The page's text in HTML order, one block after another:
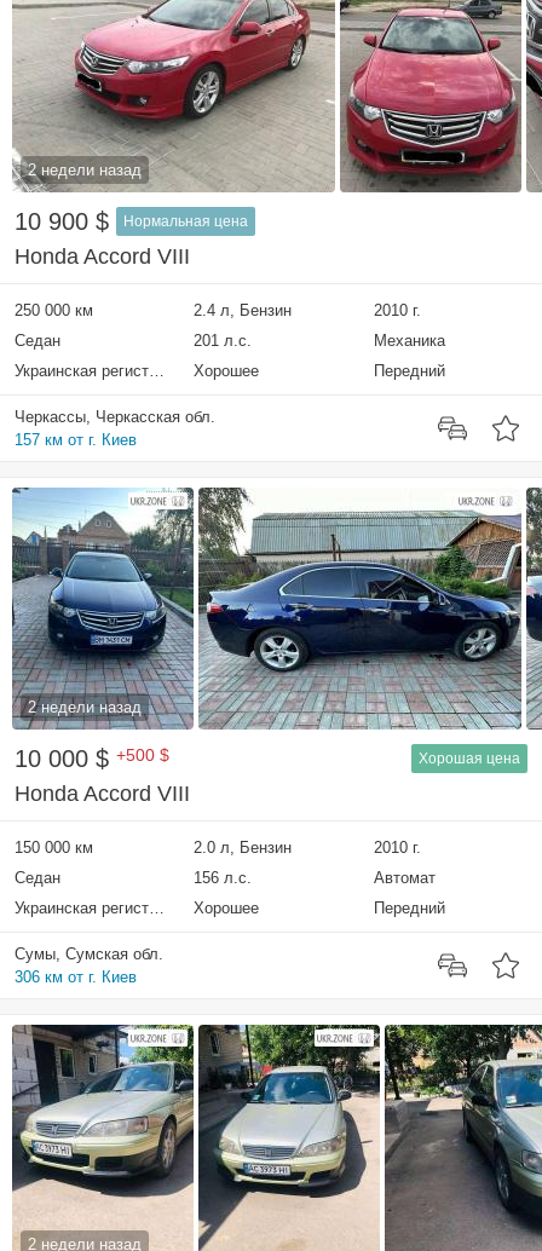
2 недели назад
10 900 $ Нормальная цена
Honda Accord VIII
250 000 км 2.4 л, Бензин
2010 г.
Седан
201 л.с.
Механика
Украинская регистрация
Хорошее Передний
Черкассы, Черкасская обл.
157 км от г. Киев
2 недели назад
10 000 $ +500 $ Хорошая цена
Honda Accord VIII
150 000 км 2.0 л, Бензин
2010 г.
Седан
156 л.с.
Автомат
Украинская регистрация
Хорошее Передний
Сумы, Сумская обл.
306 км от г. Киев
2 недели назад